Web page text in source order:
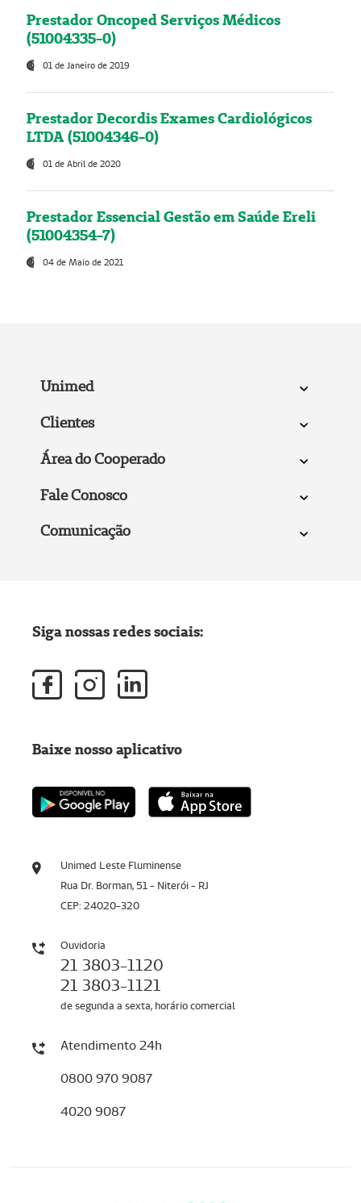
Prestador Oncoped Serviços Médicos
(51004335-0)
01 de Janeiro de 2019
Prestador Decordis Exames Cardiológicos
LTDA (51004346-0)
01 de Abril de 2020
Prestador Essencial Gestão em Saúde Ereli
(51004354-7)
04 de Maio de 2021
Unimed
Clientes
Área do Cooperado
Fale Conosco
Comunicação
Unimed Leste Fluminense
Rua Dr. Borman, 51 - Niterói - RJ
CEP: 24020-320
Ouvidoria
21 3803-1120
21 3803-1121
de segunda a sexta, horário comercial
Atendimento 24h
0800 970 9087
4020 9087
Siga nossas redes sociais:
Baixe nosso aplicativo